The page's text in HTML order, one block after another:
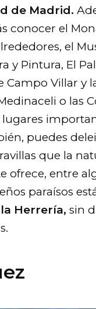
de Madrid.
conocer el
el
y Pintura, El
Campo Villar y
o las
puedes
que la
ofrece, entre
paraísos
Herrería, sin